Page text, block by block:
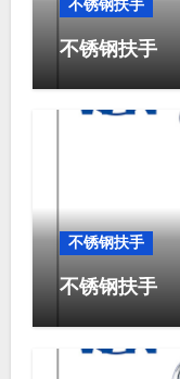
不锈钢扶手
不锈钢扶手
不锈钢扶手
不锈钢扶手